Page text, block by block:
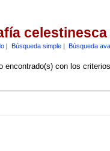
celestinesca
| Búsqueda simple| Búsqueda
encontrado(s) con los